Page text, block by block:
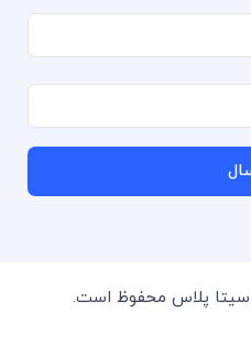
سیتا پلاس محفوظ است.